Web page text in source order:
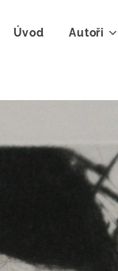
Úvod Autoři